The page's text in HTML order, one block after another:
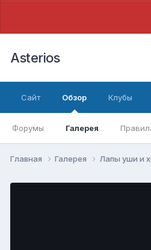
Asterios
Сайт Обзор
Форумы Галерея
Клубы
Главная Галерея Лапы уши и